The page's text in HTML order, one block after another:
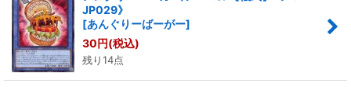
JP029》
[あんぐりーばーがー]
30円(税込)
残り14点